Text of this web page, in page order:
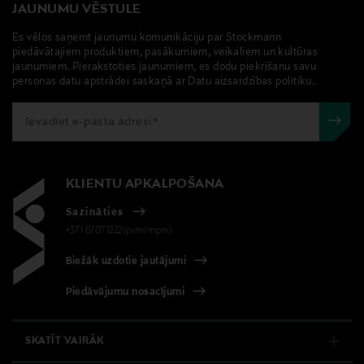
decanter@decanter.fi
JAUNUMU VĒSTULE
Es vēlos saņemt jaunumu komunikāciju par Stockmann
piedāvātajiem produktiem, pasākumiem, veikaliem un kultūras
jaunumiem. Pierakstoties jaunumiem, es dodu piekrišanu savu
personas datu apstrādei saskaņā ar Datu aizsardzības politiku.
KLIENTU APKALPOŠANA
Sazināties
+371 67071222(pvm/mpm)
Biežāk uzdotie jautājumi
Piedāvājumu nosacījumi
SKATĪT VAIRĀK